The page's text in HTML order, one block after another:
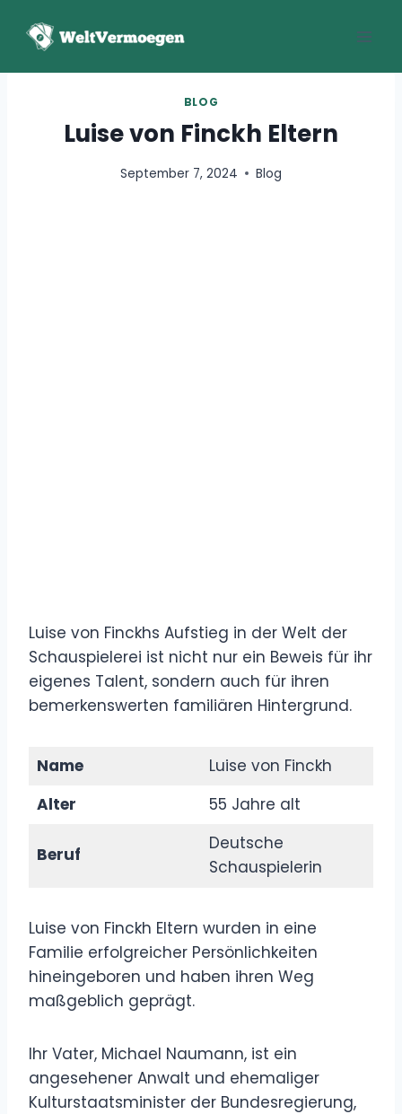
Inhalt
BLOG
Luise von Finckh Eltern
September 7, 2024 Blog
Luise von Finckhs Aufstieg in der Welt der
Schauspielerei ist nicht nur ein Beweis für ihr
eigenes Talent, sondern auch für ihren
bemerkenswerten familiären Hintergrund.
Name
Luise von Finckh
Alter
55 Jahre alt
Beruf
Deutsche
Schauspielerin
Luise von Finckh Eltern wurden in eine
Familie erfolgreicher Persönlichkeiten
hineingeboren und haben ihren Weg
maßgeblich geprägt.
Ihr Vater, Michael Naumann, ist ein
angesehener Anwalt und ehemaliger
Kulturstaatsminister der Bundesregierung,